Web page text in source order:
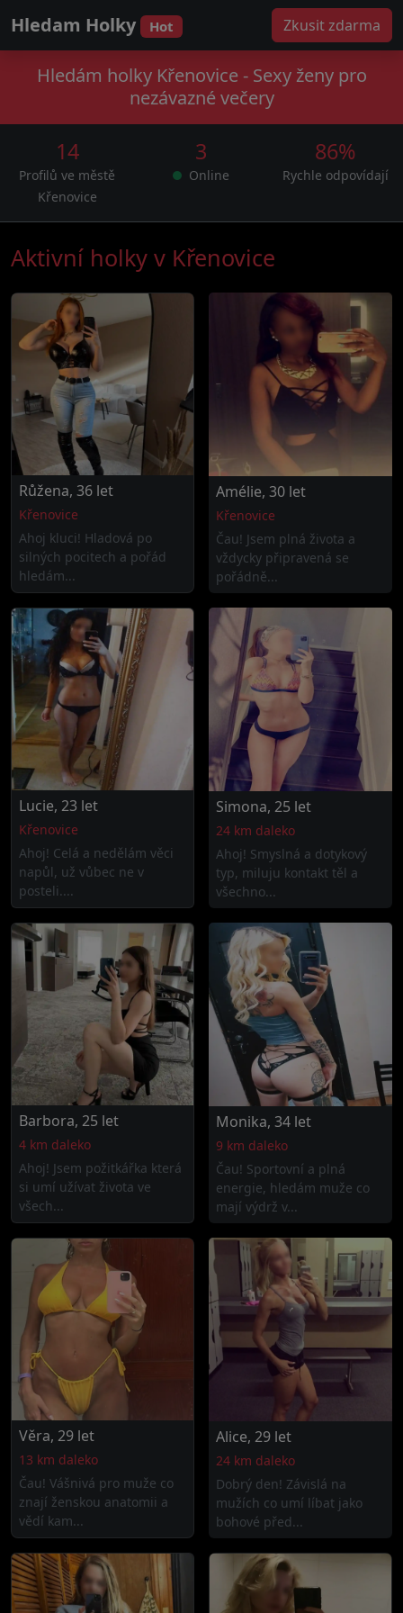
Hledam Holky Hot Zkusit zdarma
Hledám holky Křenovice - Sexy ženy pro
nezávazné večery
14
Profilů ve městě
Křenovice
3
Online
86%
Rychle odpovídají
Aktivní holky v Křenovice
Růžena, 36 let
Křenovice
Ahoj kluci! Hladová po
silných pocitech a pořád
hledám...
Amélie, 30 let
Křenovice
Čau! Jsem plná života a
vždycky připravená se
pořádně...
Lucie, 23 let
Křenovice
Ahoj! Celá a nedělám věci
napůl, už vůbec ne v
posteli....
Simona, 25 let
24 km daleko
Ahoj! Smyslná a dotykový
typ, miluju kontakt těl a
všechno...
Barbora, 25 let
4 km daleko
Ahoj! Jsem požitkářka která
si umí užívat života ve
všech...
Monika, 34 let
9 km daleko
Čau! Sportovní a plná
energie, hledám muže co
mají výdrž v...
Věra, 29 let
13 km daleko
Čau! Vášnivá pro muže co
znají ženskou anatomii a
vědí kam...
Alice, 29 let
24 km daleko
Dobrý den! Závislá na
mužích co umí líbat jako
bohové před...